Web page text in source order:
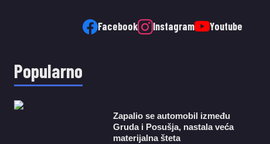
Facebook Instagram Youtube
Popularno
Zapalio se automobil između
Gruda i Posušja, nastala veća
materijalna šteta